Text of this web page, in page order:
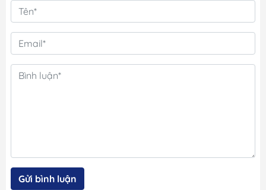
Gửi bình luận